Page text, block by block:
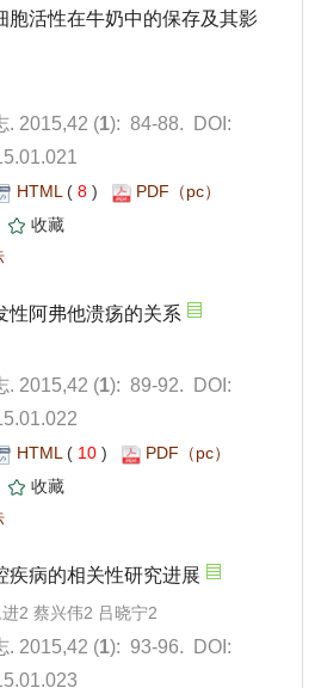
): 84-88. DOI:
8 )
): 89-92. DOI:
10 )
): 93-96. DOI: